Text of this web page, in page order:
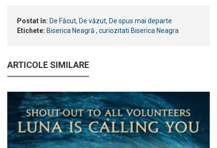
Postat în: De Făcut, De văzut, De spus mai departe
Etichete: Biserica Neagră , curiozitati Biserica Neagra
ARTICOLE SIMILARE